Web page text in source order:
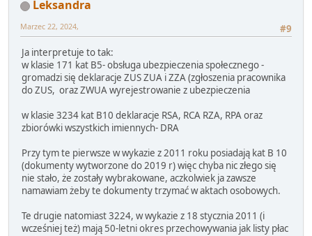
Leksandra
#9
Marzec 22, 2024,
Ja interpretuje to tak:
w klasie 171 kat B5- obsługa ubezpieczenia społecznego -
gromadzi się deklaracje ZUS ZUA i ZZA (zgłoszenia pracownika
do ZUS, oraz ZWUA wyrejestrowanie z ubezpieczenia
w klasie 3234 kat B10 deklaracje RSA, RCA RZA, RPA oraz
zbiorówki wszystkich imiennych- DRA
Przy tym te pierwsze w wykazie z 2011 roku posiadają kat B 10
(dokumenty wytworzone do 2019 r) więc chyba nic złego się
nie stało, że zostały wybrakowane, aczkolwiek ja zawsze
namawiam żeby te dokumenty trzymać w aktach osobowych.
Te drugie natomiast 3224, w wykazie z 18 stycznia 2011 (i
wcześniej też) mają 50-letni okres przechowywania jak listy płac